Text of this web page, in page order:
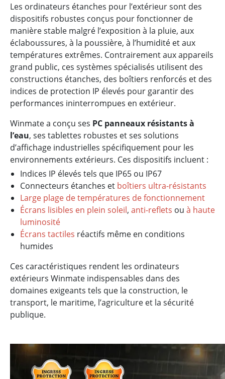
Les ordinateurs étanches pour l’extérieur sont des
dispositifs robustes conçus pour fonctionner de
manière stable malgré l’exposition à la pluie, aux
éclaboussures, à la poussière, à l’humidité et aux
températures extrêmes. Contrairement aux appareils
grand public, ces systèmes spécialisés utilisent des
constructions étanches, des boîtiers renforcés et des
indices de protection IP élevés pour garantir des
performances ininterrompues en extérieur.
Winmate a conçu ses PC panneaux résistants à
l’eau, ses tablettes robustes et ses solutions
d’affichage industrielles spécifiquement pour les
environnements extérieurs. Ces dispositifs incluent :
Indices IP élevés tels que IP65 ou IP67
Connecteurs étanches et boîtiers ultra-résistants
Large plage de températures de fonctionnement
Écrans lisibles en plein soleil, anti-reflets ou à haute
luminosité
Écrans tactiles réactifs même en conditions
humides
Ces caractéristiques rendent les ordinateurs
extérieurs Winmate indispensables dans des
domaines exigeants tels que la construction, le
transport, le maritime, l’agriculture et la sécurité
publique.